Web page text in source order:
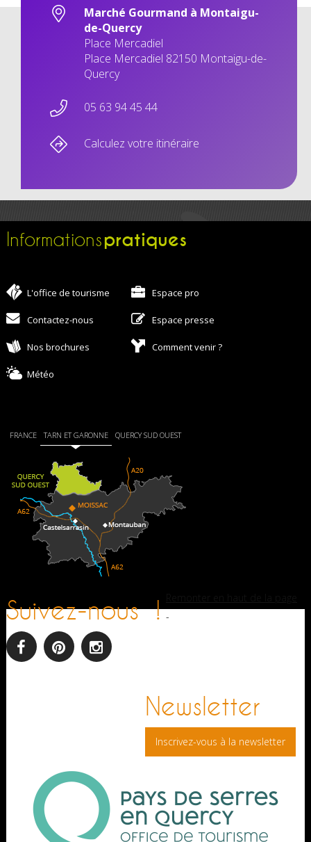
Marché Gourmand à Montaigu-
de-Quercy
Place Mercadiel
Place Mercadiel 82150 Montaigu-de-
Quercy
05 63 94 45 44
Calculez votre itinéraire
Informationspratiques
L'office de tourisme Espace pro
Contactez-nous Espace presse
Nos brochures Comment venir ?
Météo
FRANCE TARN ET GARONNE QUERCY SUD OUEST
Suivez-nous !
Newsletter
Inscrivez-vous à la newsletter
-